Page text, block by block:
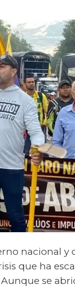
nacional y
que ha
se